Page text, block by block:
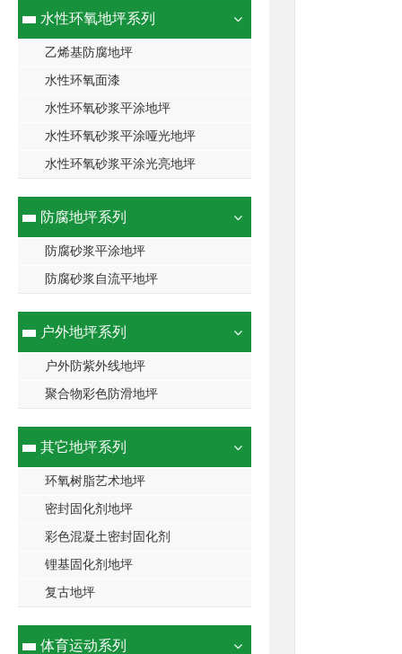
水性环氧地坪系列
乙烯基防腐地坪
水性环氧面漆
水性环氧砂浆平涂地坪
水性环氧砂浆平涂哑光地坪
水性环氧砂浆平涂光亮地坪
防腐地坪系列
防腐砂浆平涂地坪
防腐砂浆自流平地坪
户外地坪系列
户外防紫外线地坪
聚合物彩色防滑地坪
其它地坪系列
环氧树脂艺术地坪
密封固化剂地坪
彩色混凝土密封固化剂
锂基固化剂地坪
复古地坪
体育运动系列